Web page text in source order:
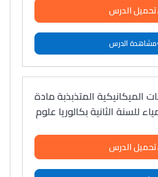
تحميل الدرس
مشاهدة الدرس
الميكانيكية المتذبذبة مادة
للسنة الثانية بكالوريا علوم
تحميل الدرس